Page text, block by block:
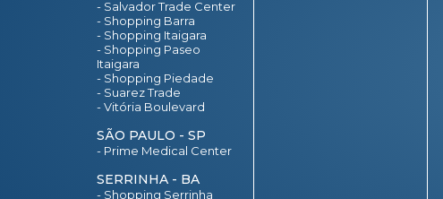
- Salvador Trade Center
- Shopping Barra
- Shopping Itaigara
- Shopping Paseo
Itaigara
- Shopping Piedade
- Suarez Trade
- Vitória Boulevard
SÃO PAULO - SP
- Prime Medical Center
SERRINHA - BA
- Shopping Serrinha